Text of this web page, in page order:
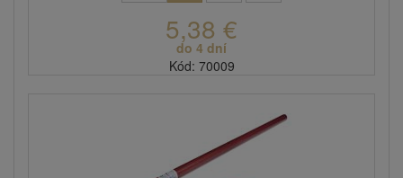
5,38 €
do 4 dní
Kód: 70009